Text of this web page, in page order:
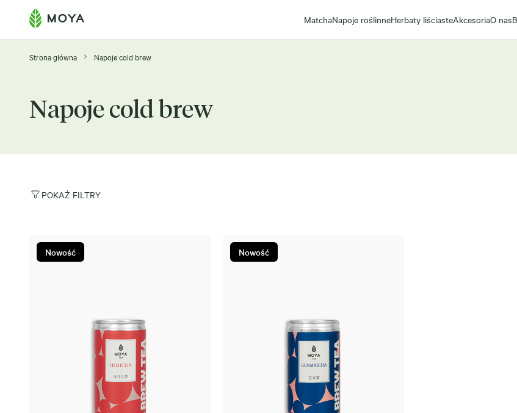
MatchaNapoje roślinneHerbaty liściasteAkcesoriaO nas
Strona główna Napoje cold brew
Napoje cold brew
POKAŻ FILTRY
Nowość Nowość